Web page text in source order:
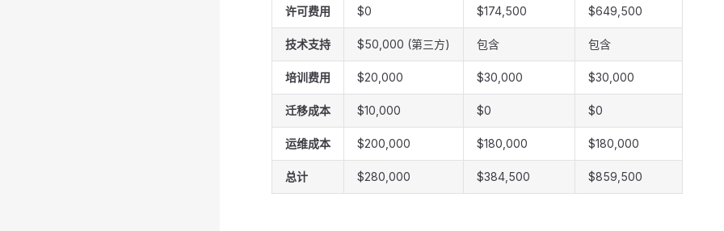
许可费用 $0 $174,500 $649,500
技术支持 $50,000 (第三方) 包含 包含
培训费用 $20,000 $30,000 $30,000
迁移成本 $10,000 $0 $0
运维成本 $200,000 $180,000 $180,000
总计 $280,000 $384,500 $859,500